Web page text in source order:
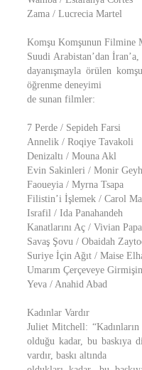
Zama / Lucrecia Martel
Komşu Komşunun Filmine
Suudi Arabistan’dan
dayanışmayla örülen
öğrenme deneyimi
de sunan filmler:
7 Perde / Sepideh Farsi
Annelik / Roqiye Tavakoli
Denizaltı / Mouna Akl
Evin Sakinleri / Monir
Faoueyia / Myrna Tsapa
Filistin’i İşlemek / Carol
Israfil / Ida Panahandeh
Kanatlarını Aç / Vivian
Savaş Şovu / Obaidah
Suriye İçin Ağıt / Maise
Umarım Çerçeveye
Yeva / Anahid Abad
Kadınlar Vardır
Juliet Mitchell: “Kadınların
olduğu kadar, bu baskıya
vardır, baskı altında